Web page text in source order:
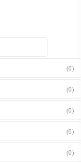
(0)
(0)
(0)
(0)
(0)